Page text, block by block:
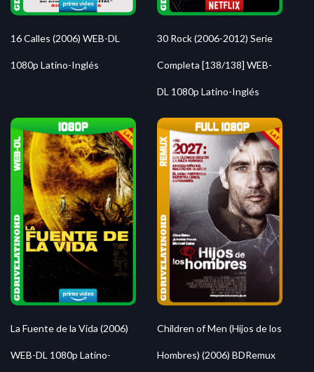
16 Calles (2006) WEB-DL
1080p Latino-Inglés
30 Rock (2006-2012) Serie
Completa [138/138] WEB-
DL 1080p Latino-Inglés
La Fuente de la Vida (2006)
WEB-DL 1080p Latino-
Children of Men (Hijos de los
Hombres) (2006) BDRemux